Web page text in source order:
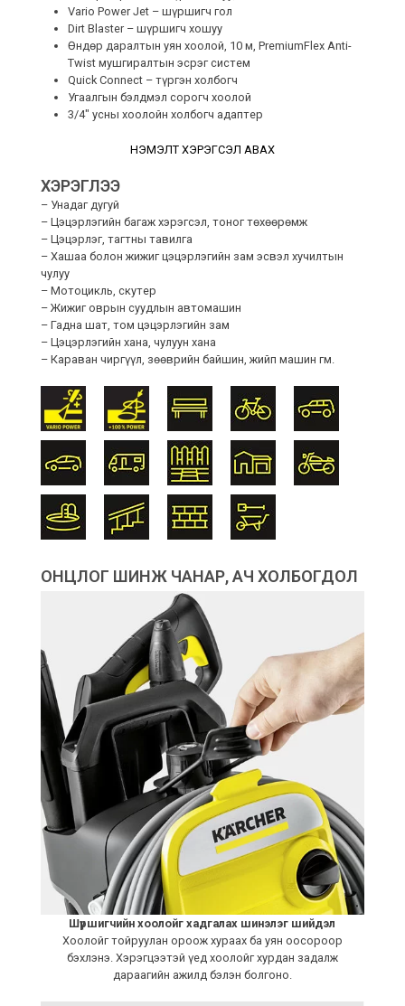
Vario Power Jet – шүршигч гол
Dirt Blaster – шүршигч хошуу
Өндөр даралтын уян хоолой, 10 м, PremiumFlex Anti-
Twist мушгиралтын эсрэг систем
Quick Connect – түргэн холбогч
Угаалгын бэлдмэл сорогч хоолой
3/4″ усны хоолойн холбогч адаптер
НЭМЭЛТ ХЭРЭГСЭЛ АВАХ
ХЭРЭГЛЭЭ
– Унадаг дугуй
– Цэцэрлэгийн багаж хэрэгсэл, тоног төхөөрөмж
– Цэцэрлэг, тагтны тавилга
– Хашаа болон жижиг цэцэрлэгийн зам эсвэл хучилтын
чулуу
– Мотоцикль, скутер
– Жижиг оврын суудлын автомашин
– Гадна шат, том цэцэрлэгийн зам
– Цэцэрлэгийн хана, чулуун хана
– Караван чиргүүл, зөөврийн байшин, жийп машин гм.
ОНЦЛОГ ШИНЖ ЧАНАР, АЧ ХОЛБОГДОЛ
Шүршигчийн хоолойг хадгалах шинэлэг шийдэл
Хоолойг тойруулан ороож хураах ба уян оосороор
бэхлэнэ. Хэрэгцээтэй үед хоолойг хурдан задалж
дараагийн ажилд бэлэн болгоно.